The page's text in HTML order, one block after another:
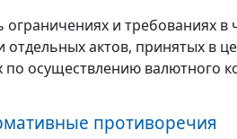
и требованиях
актов, принятых в
осуществлению валютного
противоречия